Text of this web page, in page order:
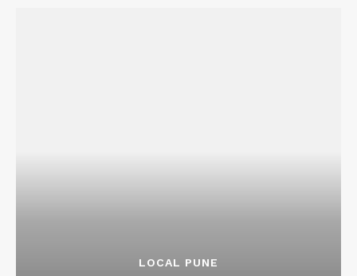
LOCAL PUNE